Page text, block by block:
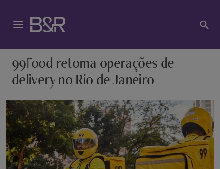
99Food retoma operações de
delivery no Rio de Janeiro